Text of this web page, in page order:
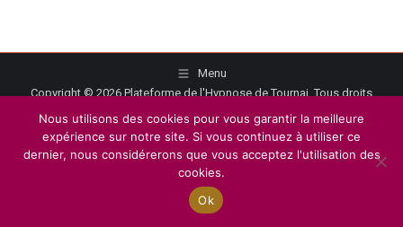
Menu
Copyright © 2026Plateforme de l'Hypnose de Tournai.Tous droits
réservés.
Privium – Des services qui soutiennent vos soins. Pour psychologues,
psychotherapeutes et hypnotherapeutes.
RGPD - Politique de Protection de la Vie Privée
Nous utilisons des cookies pour vous garantir la meilleure
expérience sur notre site. Si vous continuez à utiliser ce
dernier, nous considérerons que vous acceptez l'utilisation des
cookies.
Ok